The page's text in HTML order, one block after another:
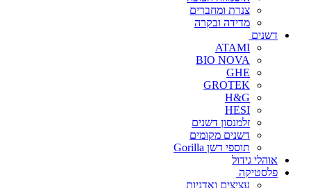
צנרת ומחברים
מדידה ובקרה
דשנים
ATAMI
BIO NOVA
GHE
GROTEK
H&G
HESI
זלמנסון דשנים
דשנים מקומים
תוספי דשן Gorilla
אוהלי גידול
פלסטיקה
עציצים ואדניות